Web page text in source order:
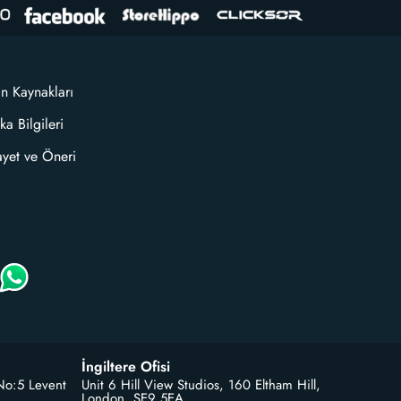
Kaynakları
Bilgileri
ve Öneri
Levent
İngiltere Ofisi
Unit 6 Hill View Studios, 160 Eltham Hill,